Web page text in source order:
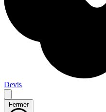
Devis
Fermer